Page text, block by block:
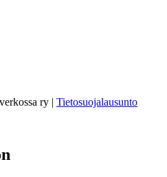
ry | Tietosuojalausunto